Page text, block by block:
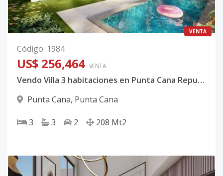
VENTA
Código: 1984
US$ 256,464 VENTA
Vendo Villa 3 habitaciones en Punta Cana Republica Dominicana
Punta Cana, Punta Cana
3 3 2 208 Mt2